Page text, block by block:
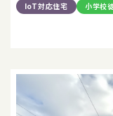
IoT対応住宅 小学校